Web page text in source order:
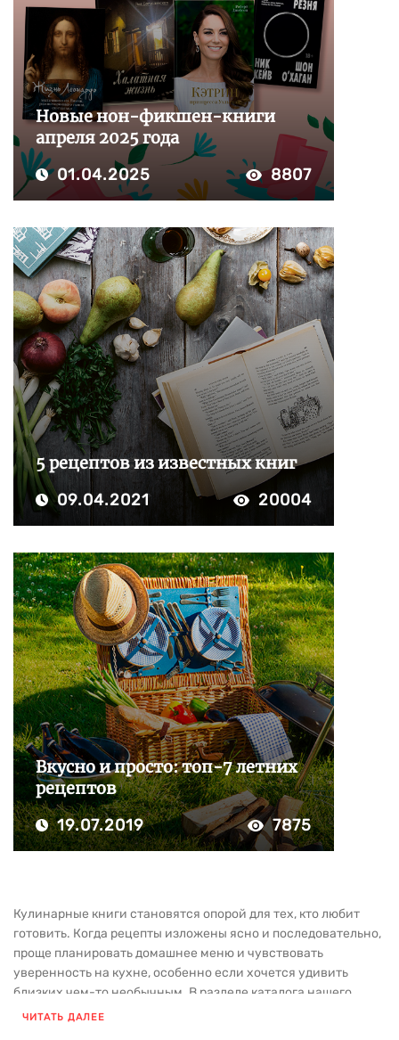
Новые нон-фикшен-книги
апреля 2025 года
01.04.2025 8807
5 рецептов из известных книг
09.04.2021 20004
Вкусно и просто: топ-7 летних
рецептов
19.07.2019 7875
Кулинарные книги становятся опорой для тех, кто любит
готовить. Когда рецепты изложены ясно и последовательно,
проще планировать домашнее меню и чувствовать
уверенность на кухне, особенно если хочется удивить
близких чем-то необычным. В разделе каталога нашего
издательства собрана литература для тех, кто интересуется
ЧИТАТЬ ДАЛЕЕ